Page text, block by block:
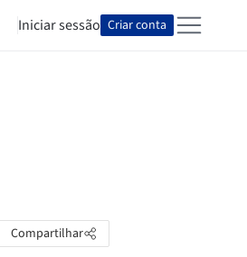
Iniciar sessão Criar conta
Compartilhar